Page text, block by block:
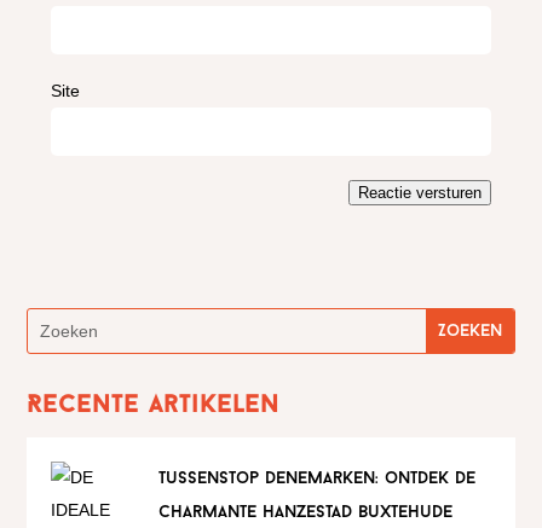
Site
Reactie versturen
Recente artikelen
tussenstop denemarken: ontdek de
charmante hanzestad buxtehude